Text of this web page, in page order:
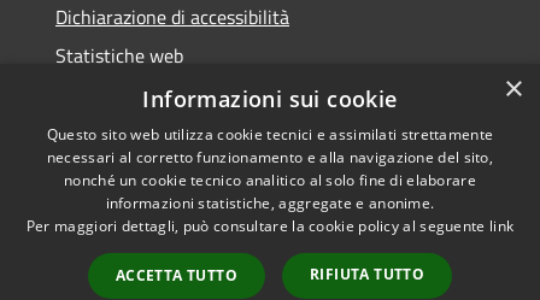
Dichiarazione di accessibilità
Statistiche web
Accessibilità
Privacy
Mappa del sito
Copyright © 2026 • Comune di
Buccinasco • Powered by
Municipium•Accesso
redazione
×
Informazioni sui cookie
Questo sito web utilizza cookie tecnici e assimilati strettamente
necessari al corretto funzionamento e alla navigazione del sito,
nonché un cookie tecnico analitico al solo fine di elaborare
informazioni statistiche, aggregate e anonime.
Per maggiori dettagli, può consultare la cookie policy al seguente link
ACCETTA TUTTO RIFIUTA TUTTO